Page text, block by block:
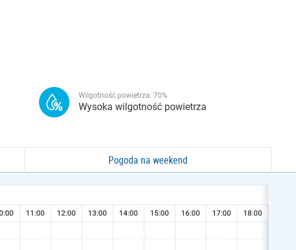
Wilgotność powietrza: 70%
Wysoka wilgotność powietrza
Pogoda na weekend